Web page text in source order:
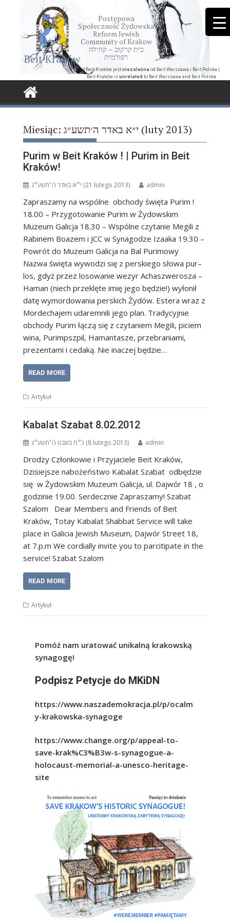
Beit Kraków
Postępowa
Społeczność Żydowska
Reform Jewish
Community of Krakow
בית קרקוב – קהילה
רפורמית
*Beit Kraków jest niezależna od Beit Warszawa i Beit Polska |
Beit Kraków is unrelated to Beit Warszawa and Beit Polska
Miesiąc: י״א באדר ה׳תשע״ג (luty 2013)
Purim w Beit Kraków ! | Purim in Beit
Kraków!
י״א באדר ה׳תשע״ג (21 lutego 2013) admin
Zapraszamy na wspólne obchody święta Purim !
18.00 – Przygotowanie Purim w Żydowskim
Muzeum Galicja 18.30 – Wspólne czytanie Megili z
Rabinem Boazem i JCC w Synagodze Izaaka 19.30 –
Powrót do Muzeum Galicja na Bal Purimowy
Nazwa święta wywodzi się z perskiego słowa pur–
los, gdyż przez losowanie wezyr Achaszwerosza –
Haman (niech przeklęte imię jego będzie!) wyłonił
datę wymordowania perskich Żydów. Estera wraz z
Mordechajem udaremnili jego plan. Tradycyjnie
obchody Purim łączą się z czytaniem Megili, piciem
wina, Purimpszpil, Hamantasze, przebraniami,
prezentami i cedaką. Nie inaczej będzie…
READ MORE
Artykuł
Kabalat Szabat 8.02.2012
כ״ח בשבט ה׳תשע״ג (8 lutego 2013) admin
Drodzy Członkowie i Przyjaciele Beit Kraków,
Dzisiejsze nabożeństwo Kabalat Szabat odbędzie
się w Żydowskim Muzeum Galicja, ul. Dajwór 18 , o
godzinie 19.00. Serdecznie Zapraszamy! Szabat
Szalom Dear Members and Friends of Beit
Kraków, Totay Kabalat Shabbat Service will take
place in Galicia Jewish Museum, Dajwór Street 18,
at 7.p.m We cordially invite you to parcitipate in the
service! Szabat Szalom
READ MORE
Artykuł
Pomóż nam uratować unikalną krakowską
synagogę!
Podpisz Petycje do MKiDN
https://www.naszademokracja.pl/p/ocalm
y-krakowska-synagoge
https://www.change.org/p/appeal-to-
save-krak%C3%B3w-s-synagogue-a-
holocaust-memorial-a-unesco-heritage-
site